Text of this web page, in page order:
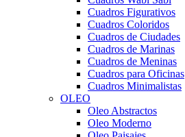
Cuadros Figurativos
Cuadros Coloridos
Cuadros de Ciudades
Cuadros de Marinas
Cuadros de Meninas
Cuadros para Oficinas
Cuadros Minimalistas
OLEO
Oleo Abstractos
Oleo Moderno